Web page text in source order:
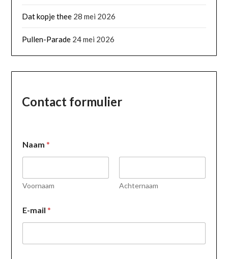
Dat kopje thee 28 mei 2026
Pullen-Parade 24 mei 2026
Contact formulier
E
-
a
i
Naam*
Voornaam Achternaam
E-mail*